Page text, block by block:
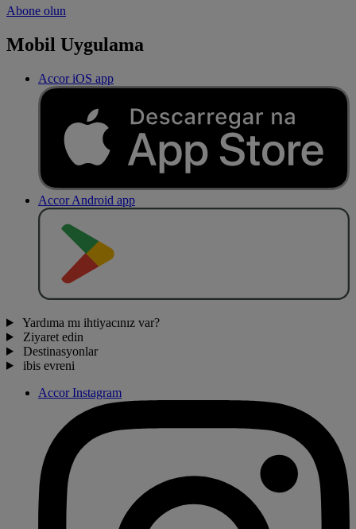
Abone olun
Mobil Uygulama
Accor iOS app
Accor Android app
Yardıma mı ihtiyacınız var?
Ziyaret edin
Destinasyonlar
ibis evreni
Accor Instagram